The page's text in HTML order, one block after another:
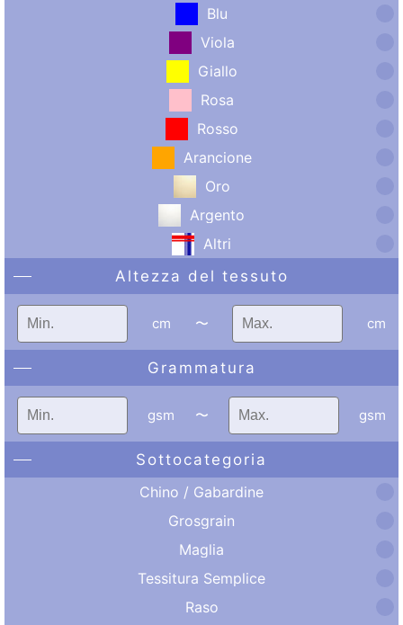
Blu
Viola
Giallo
Rosa
Rosso
Arancione
Oro
Argento
Altri
Altezza del tessuto
cm 〜 cm
Grammatura
gsm 〜 gsm
Sottocategoria
Chino / Gabardine
Grosgrain
Maglia
Tessitura Semplice
Raso